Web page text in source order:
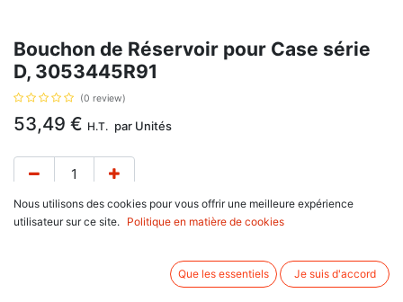
Bouchon de Réservoir pour Case série
D, 3053445R91
(0 review)
53,49 € H.T. par Unités
Case IH D212, D217, D320, D322, D324, D326, D430, D432, D436, D439
Nous utilisons des cookies pour vous offrir une meilleure expérience
utilisateur sur ce site.
Politique en matière de cookies
Que les essentiels Je suis d'accord